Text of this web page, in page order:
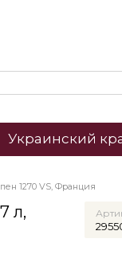
Украинский
1270 VS, Франция
л,